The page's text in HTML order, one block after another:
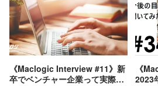
《Maclogic Interview #11》新
卒でベンチャー企業って実際ど
《
2023